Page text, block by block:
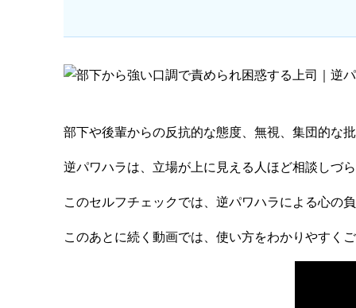
部下や後輩からの反抗的な態度、無視、集団的な
逆パワハラは、立場が上に見える人ほど相談しづ
このセルフチェックでは、逆パワハラによる心の
このあとに続く動画では、使い方をわかりやすく